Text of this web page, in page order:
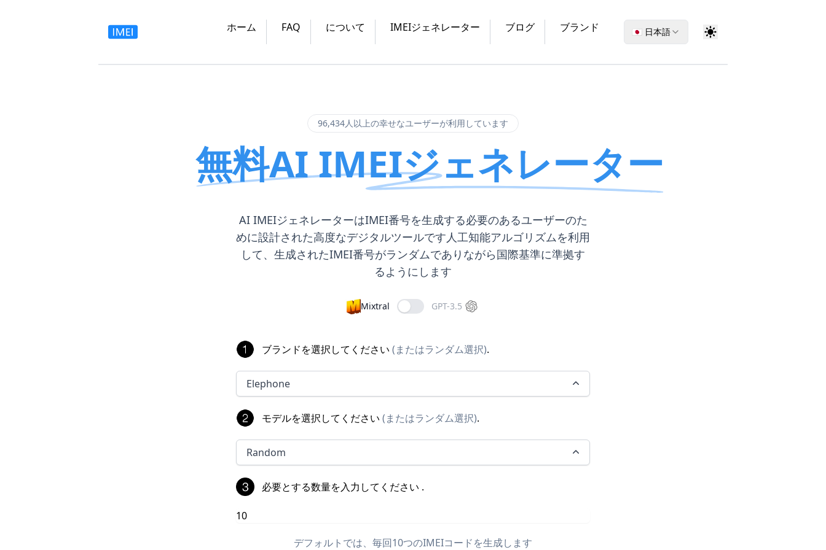
ホーム FAQ について IMEIジェネレーター ブログ ブランド 🇯🇵 日本語
96,434人以上の幸せなユーザーが利用しています
無料AI IMEIジェネレーター
AI IMEIジェネレーターはIMEI番号を生成する必要のあるユーザーのた
めに設計された高度なデジタルツールです人工知能アルゴリズムを利用
して、生成されたIMEI番号がランダムでありながら国際基準に準拠す
るようにします
Mixtral GPT-3.5
ブランドを選択してください (またはランダム選択).
Elephone
モデルを選択してください (またはランダム選択).
Random
必要とする数量を入力してください .
デフォルトでは、毎回10つのIMEIコードを生成します